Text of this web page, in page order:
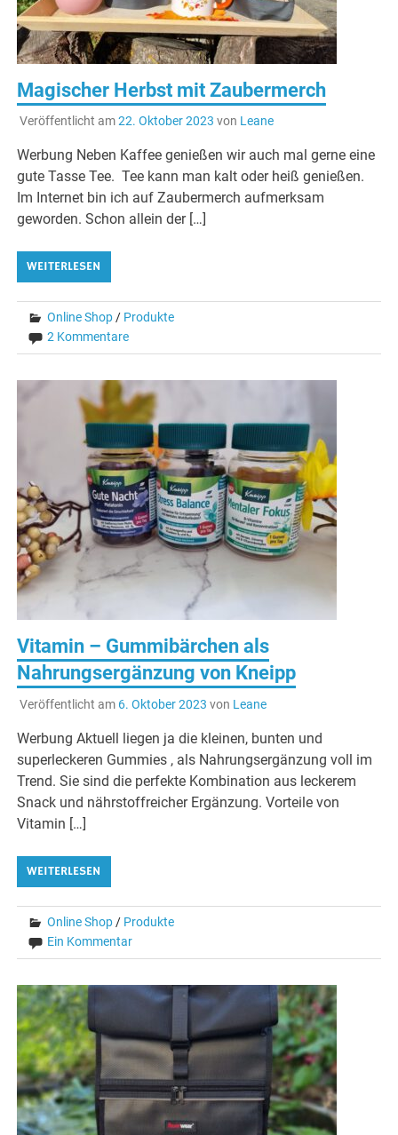
Magischer Herbst mit Zaubermerch
Veröffentlicht am22. Oktober 2023 von Leane
Werbung Neben Kaffee genießen wir auch mal gerne eine
gute Tasse Tee. Tee kann man kalt oder heiß genießen.
Im Internet bin ich auf Zaubermerch aufmerksam
geworden. Schon allein der […]
WEITERLESEN
Online Shop/ Produkte
2 Kommentare
Vitamin – Gummibärchen als
Nahrungsergänzung von Kneipp
Veröffentlicht am 6. Oktober 2023 von Leane
Werbung Aktuell liegen ja die kleinen, bunten und
superleckeren Gummies , als Nahrungsergänzung voll im
Trend. Sie sind die perfekte Kombination aus leckerem
Snack und nährstoffreicher Ergänzung. Vorteile von
Vitamin […]
WEITERLESEN
Online Shop / Produkte
Ein Kommentar